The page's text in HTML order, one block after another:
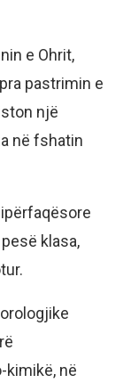
e Ohrit,
pastrimin e
një
në fshatin
klasa,
në